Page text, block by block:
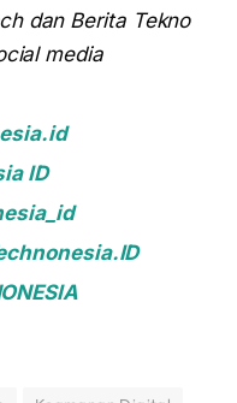
dan Berita Tekno
media
ID